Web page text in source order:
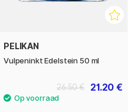
PELIKAN
Vulpeninkt Edelstein 50 ml
21.20 €
26.50 €